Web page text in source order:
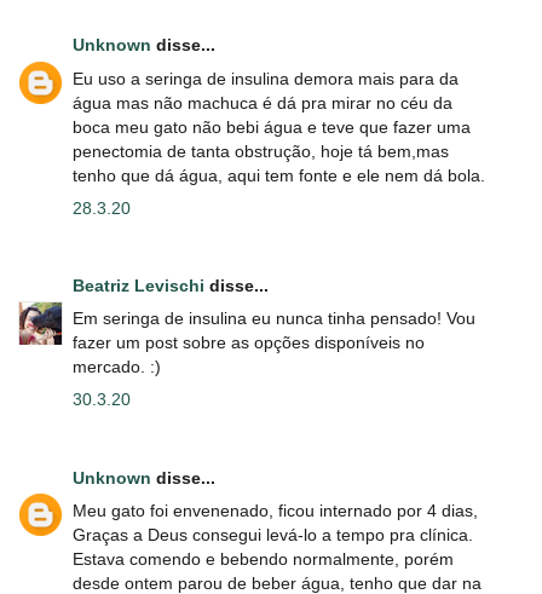
Unknown disse...
Eu uso a seringa de insulina demora mais para da
água mas não machuca é dá pra mirar no céu da
boca meu gato não bebi água e teve que fazer uma
penectomia de tanta obstrução, hoje tá bem,mas
tenho que dá água, aqui tem fonte e ele nem dá bola.
28.3.20
Beatriz Levischi disse...
Em seringa de insulina eu nunca tinha pensado! Vou
fazer um post sobre as opções disponíveis no
mercado. :)
30.3.20
Unknown disse...
Meu gato foi envenenado, ficou internado por 4 dias,
Graças a Deus consegui levá-lo a tempo pra clínica.
Estava comendo e bebendo normalmente, porém
desde ontem parou de beber água, tenho que dar na